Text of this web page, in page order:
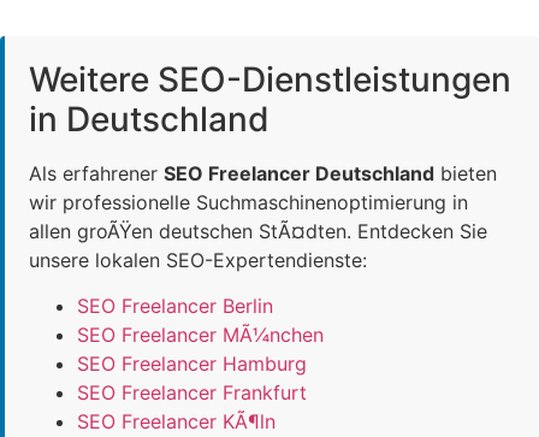
Weitere SEO-Dienstleistungen
in Deutschland
Als erfahrener SEO Freelancer Deutschland bieten
wir professionelle Suchmaschinenoptimierung in
allen groÃŸen deutschen StÃ¤dten. Entdecken Sie
unsere lokalen SEO-Expertendienste:
SEO Freelancer Berlin
SEO Freelancer MÃ¼nchen
SEO Freelancer Hamburg
SEO Freelancer Frankfurt
SEO Freelancer KÃ¶ln